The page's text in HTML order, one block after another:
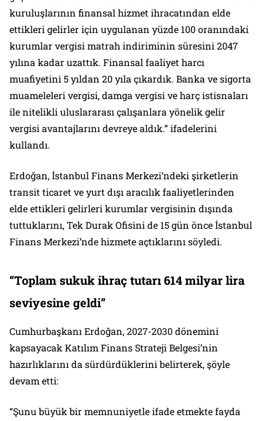
kuruluşlarının finansal hizmet ihracatından elde
ettikleri gelirler için uygulanan yüzde 100 oranındaki
kurumlar vergisi matrah indiriminin süresini 2047
yılına kadar uzattık. Finansal faaliyet harcı
muafiyetini 5 yıldan 20 yıla çıkardık. Banka ve sigorta
muameleleri vergisi, damga vergisi ve harç istisnaları
ile nitelikli uluslararası çalışanlara yönelik gelir
vergisi avantajlarını devreye aldık.” ifadelerini
kullandı.
Erdoğan, İstanbul Finans Merkezi’ndeki şirketlerin
transit ticaret ve yurt dışı aracılık faaliyetlerinden
elde ettikleri gelirleri kurumlar vergisinin dışında
tuttuklarını, Tek Durak Ofisini de 15 gün önce İstanbul
Finans Merkezi’nde hizmete açtıklarını söyledi.
“Toplam sukuk ihraç tutarı 614 milyar lira
seviyesine geldi”
Cumhurbaşkanı Erdoğan, 2027-2030 dönemini
kapsayacak Katılım Finans Strateji Belgesi’nin
hazırlıklarını da sürdürdüklerini belirterek, şöyle
devam etti:
“Şunu büyük bir memnuniyetle ifade etmekte fayda